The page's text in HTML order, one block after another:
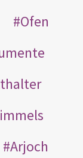
Ofen
Arjoch